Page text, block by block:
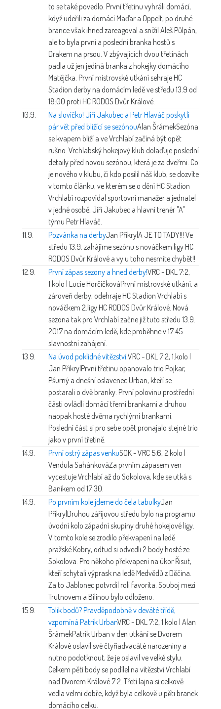
to se také povedlo. První třetinu vyhráli domácí,
když udeřili za domácí Maďar a Oppelt, po druhé
brance však ihned zareagoval a snížil Aleš Půlpán,
ale to byla první a poslední branka hostů s
Drakem na prsou. V zbývajících dvou třetinách
padla už jen jediná branka z hokejky domácího
Matějčka. První mistrovské utkání sehraje HC
Stadion derby na domácím ledě ve středu 13.9 od
18:00 proti HC RODOS Dvůr Králové.
10.9.
Na slovíčko! Jiří Jakubec a Petr Hlaváč poskytli
pár vět před blížící se sezónouAlan ŠrámekSezóna
se kvapem blíží a ve Vrchlabí začíná být opět
rušno. Vrchlabský hokejový klub dolaďuje poslední
detaily před novou sezónou, která je za dveřmi. Co
je nového v klubu, či kdo posílil náš klub, se dozvíte
v tomto článku, ve kterém se o dění HC Stadion
Vrchlabí rozpovídal sportovní manažer a jednatel
v jedné osobě, Jiří Jakubec a hlavní trenér "A"
týmu Petr Hlaváč.
11.9.
Pozvánka na derbyJan PřikrylA JE TO TADY!!! Ve
středu 13.9. zahájíme sezónu s nováčkem ligy HC
RODOS Dvůr Králové a vy u toho nesmíte chybět!!
12.9.
První zápas sezony a hned derby!VRC - DKL 7:2,
1.kolo | Lucie HorčičkováPrvní mistrovské utkání, a
zároveň derby, odehraje HC Stadion Vrchlabí s
nováčkem 2.ligy HC RODOS Dvůr Králové. Nová
sezona tak pro Vrchlabí začne již tuto středu 13.9.
2017 na domácím ledě, kde proběhne v 17:45
slavnostní zahájení.
13.9.
Na úvod poklidné vítězstvíVRC - DKL 7:2, 1.kolo |
Jan PřikrylPrvní třetinu opanovalo trio Pojkar,
Pšurný a dnešní oslavenec Urban, kteří se
postarali o dvě branky. První polovinu prostřední
části ovládli domácí třemi brankami a druhou
naopak hosté dvěma rychlými brankami.
Poslední část si pro sebe opět pronajalo stejné trio
jako v první třetině.
14.9.
První ostrý zápas venkuSOK - VRC 5:6, 2.kolo |
Vendula SahánkováZa prvním zápasem ven
vycestuje Vrchlabí až do Sokolova, kde se utká s
Baníkem od 17:30.
14.9.
Po prvním kole jdeme do čela tabulkyJan
PřikrylDruhou zářijovou středu bylo na programu
úvodní kolo západní skupiny druhé hokejové ligy.
V tomto kole se zrodilo překvapení na ledě
pražské Kobry, odtud si odvedli 2 body hosté ze
Sokolova. Pro někoho překvapení na úkor Řisut,
kteří schytali výprask na ledě Medvědů z Děčína.
Za to Jablonec potvrdil roli favorita. Souboj mezi
Trutnovem a Bílinou bylo odloženo.
15.9.
Tolik bodů? Pravděpodobně v deváté třídě,
vzpomíná Patrik UrbanVRC - DKL 7:2, 1.kolo | Alan
ŠrámekPatrik Urban v den utkání se Dvorem
Králové oslavil své čtyřiadvacáté narozeniny a
nutno podotknout, že je oslavil ve velké stylu.
Celkem pěti body se podílel na vítězství Vrchlabí
nad Dvorem Králové 7:2. Třetí lajna si celkově
vedla velmi dobře, když byla celkově u pěti branek
domácího celku.